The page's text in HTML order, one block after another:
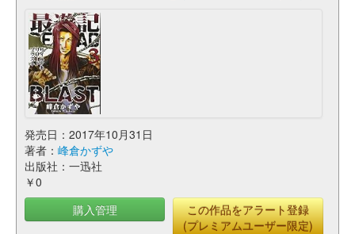
発売日：2017年10月31日
著者： 峰倉かずや
出版社：一迅社
￥0
購入管理
この作品をアラート登録
(プレミアムユーザー限定)